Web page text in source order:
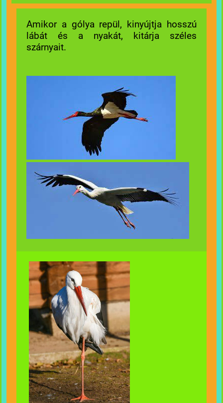
Amikor a gólya repül, kinyújtja hosszú
lábát és a nyakát, kitárja széles
szárnyait.